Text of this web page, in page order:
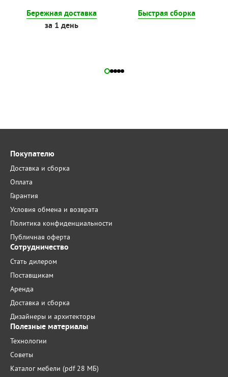
Бережная доставка
за 1 день
Быстрая сборка
Покупателю
Доставка и сборка
Оплата
Гарантия
Условия обмена и возврата
Политика конфиденциальности
Публичная оферта
Сотрудничество
Стать дилером
Поставщикам
Аренда
Доставка и сборка
Дизайнеры и архитекторы
Полезные материалы
Технологии
Советы
Каталог мебели (pdf 28 МБ)